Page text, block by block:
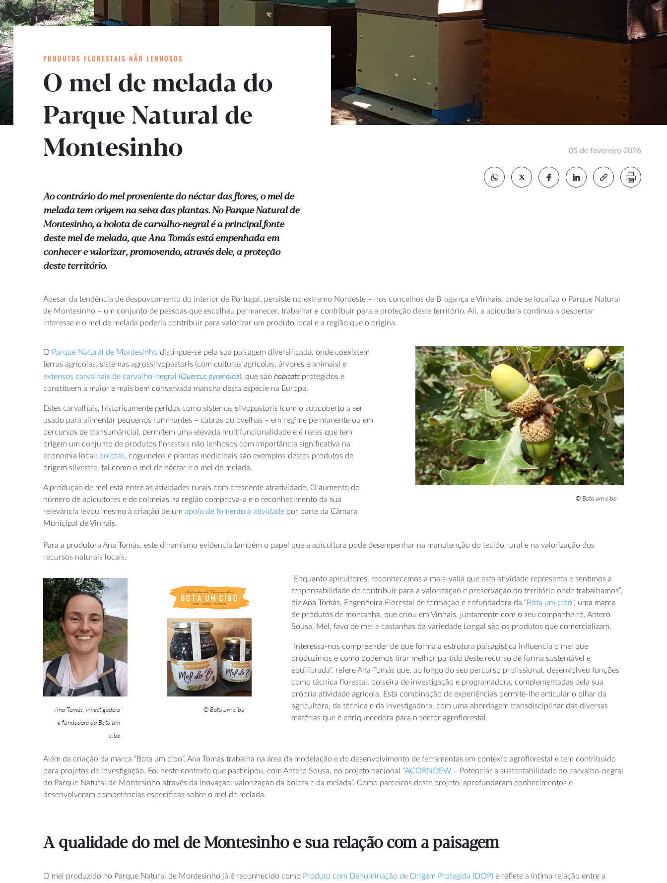
PRODUTOS FLORESTAIS NÃO LENHOSOS
O mel de melada do
Parque Natural de
Montesinho
Ao contrário do mel proveniente do néctar das flores, o mel de
melada tem origem na seiva das plantas. No Parque Natural de
Montesinho, a bolota de carvalho-negral é a principal fonte
deste mel de melada, que Ana Tomás está empenhada em
conhecer e valorizar, promovendo, através dele, a proteção
deste território.
05 de fevereiro 2026
Apesar da tendência de despovoamento do interior de Portugal, persiste no extremo Nordeste – nos concelhos de Bragança e Vinhais, onde se localiza o Parque Natural
de Montesinho – um conjunto de pessoas que escolheu permanecer, trabalhar e contribuir para a proteção deste território. Ali, a apicultura continua a despertar
interesse e o mel de melada poderia contribuir para valorizar um produto local e a região que o origina.
O Parque Natural de Montesinho distingue-se pela sua paisagem diversificada, onde coexistem
terras agrícolas, sistemas agrossilvopastoris (com culturas agrícolas, árvores e animais) e
extensos carvalhais de carvalho-negral (Quercus pyrenaica), que são habitats protegidos e
constituem a maior e mais bem conservada mancha desta espécie na Europa.
Estes carvalhais, historicamente geridos como sistemas silvopastoris (com o subcoberto a ser
usado para alimentar pequenos ruminantes – cabras ou ovelhas – em regime permanente ou em
percursos de transumância), permitem uma elevada multifuncionalidade e é neles que tem
origem um conjunto de produtos florestais não lenhosos com importância significativa na
economia local: bolotas, cogumelos e plantas medicinais são exemplos destes produtos de
origem silvestre, tal como o mel de néctar e o mel de melada.
A produção de mel está entre as atividades rurais com crescente atratividade. O aumento do
número de apicultores e de colmeias na região comprova-a e o reconhecimento da sua
relevância levou mesmo à criação de um apoio de fomento à atividade por parte da Câmara
Municipal de Vinhais.
© Bota um cibo
Para a produtora Ana Tomás, este dinamismo evidencia também o papel que a apicultura pode desempenhar na manutenção do tecido rural e na valorização dos
recursos naturais locais.
Ana Tomás, investigadora
e fundadora da Bota um
cibo
© Bota um cibo
“Enquanto apicultores, reconhecemos a mais-valia que esta atividade representa e sentimos a
responsabilidade de contribuir para a valorização e preservação do território onde trabalhamos”,
diz Ana Tomás, Engenheira Florestal de formação e cofundadora da “Bota um cibo”, uma marca
de produtos de montanha, que criou em Vinhais, juntamente com o seu companheiro, Antero
Sousa. Mel, favo de mel e castanhas da variedade Longal são os produtos que comercializam.
“Interessa-nos compreender de que forma a estrutura paisagística influencia o mel que
produzimos e como podemos tirar melhor partido deste recurso de forma sustentável e
equilibrada”, refere Ana Tomás que, ao longo do seu percurso profissional, desenvolveu funções
como técnica florestal, bolseira de investigação e programadora, complementadas pela sua
própria atividade agrícola. Esta combinação de experiências permite-lhe articular o olhar da
agricultora, da técnica e da investigadora, com uma abordagem transdisciplinar das diversas
matérias que é enriquecedora para o sector agroflorestal.
Além da criação da marca “Bota um cibo”, Ana Tomás trabalha na área da modelação e do desenvolvimento de ferramentas em contexto agroflorestal e tem contribuído
para projetos de investigação. Foi neste contexto que participou, com Antero Sousa, no projeto nacional “ACORNDEW – Potenciar a sustentabilidade do carvalho-negral
do Parque Natural de Montesinho através da inovação: valorização da bolota e da melada”. Como parceiros deste projeto, aprofundaram conhecimentos e
desenvolveram competências específicas sobre o mel de melada.
A qualidade do mel de Montesinho e sua relação com a paisagem
O mel produzido no Parque Natural de Montesinho já é reconhecido como Produto com Denominação de Origem Protegida (DOP) e reflete a íntima relação entre a